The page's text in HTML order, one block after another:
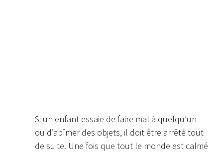
Si un enfant essaie de faire mal à quelqu’un
ou d’abîmer des objets, il doit être arrêté tout
de suite. Une fois que tout le monde est calmé